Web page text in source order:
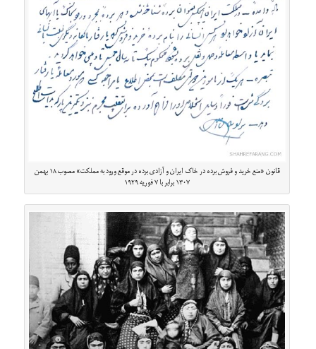
قانون «منع خرید و فروش برده در خاک ایران و آزادی برده در موقع ورود به مملکت» مصوب ۱۸ بهمن
۱۳۰۷ برابر با ۷ فوریه ۱۹۲۹